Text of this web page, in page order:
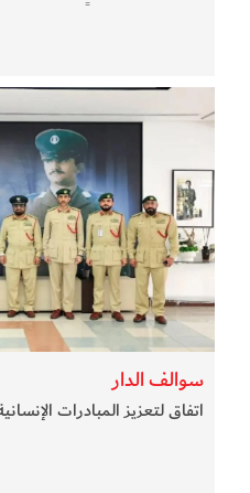
سوالف الدار
اتفاق لتعزيز المبادرات